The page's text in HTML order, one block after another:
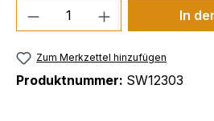
Produkt Anzahl: Gib
In
Zum Merkzettel hinzufügen
Produktnummer: SW12303